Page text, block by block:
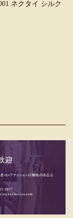
ネクタイ シルク